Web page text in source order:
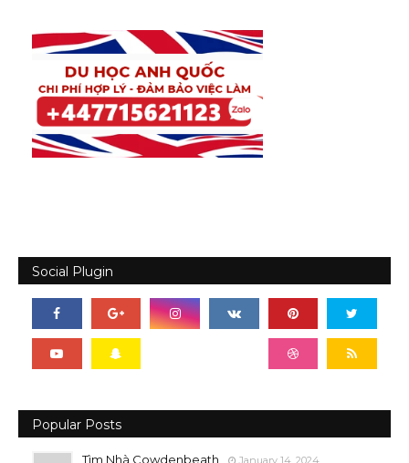
Social Plugin
Popular Posts
Tìm Nhà Cowdenbeath January 14, 2024